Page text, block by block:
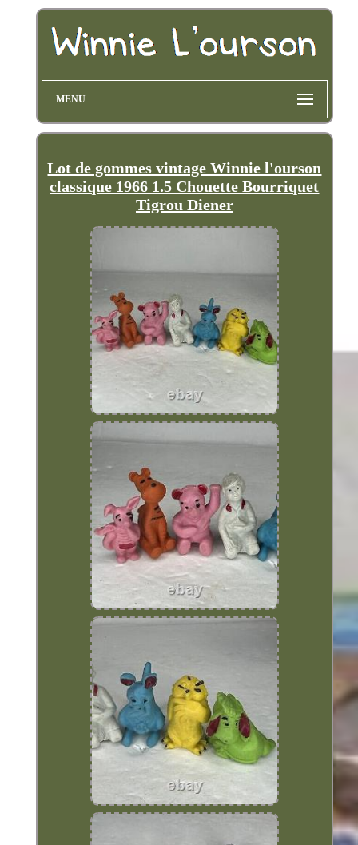
MENU
Lot de gommes vintage Winnie l'ourson
classique 1966 1.5 Chouette Bourriquet
Tigrou Diener